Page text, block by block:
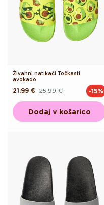
Živahni natikači Točkasti
avokado
Redna
25.99 €
Akcijska
21.99 € -15%
Dodaj v košarico